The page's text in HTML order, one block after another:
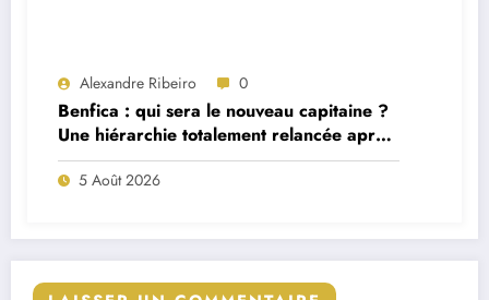
Alexandre Ribeiro 0
Benfica : qui sera le nouveau capitaine ?
Une hiérarchie totalement relancée après
deux départs majeurs
5 Août 2026